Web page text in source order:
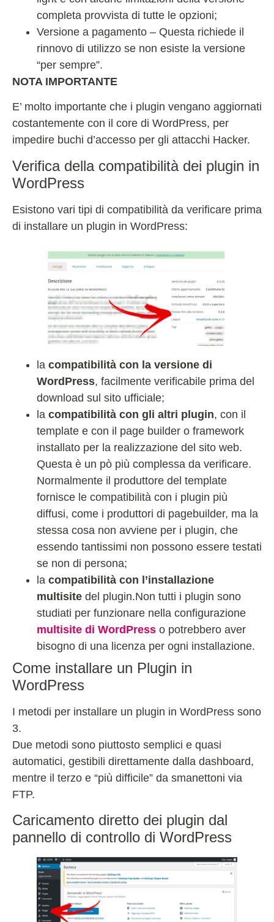
completa provvista di tutte le opzioni;
Versione a pagamento – Questa richiede il
rinnovo di utilizzo se non esiste la versione
“per sempre”.
NOTA IMPORTANTE
E’ molto importante che i plugin vengano aggiornati
costantemente con il core di WordPress, per
impedire buchi d’accesso per gli attacchi Hacker.
Verifica della compatibilità dei plugin in
WordPress
Esistono vari tipi di compatibilità da verificare prima
di installare un plugin in WordPress:
la compatibilità con la versione di
WordPress, facilmente verificabile prima del
download sul sito ufficiale;
la compatibilità con gli altri plugin, con il
template e con il page builder o framework
installato per la realizzazione del sito web.
Questa è un pò più complessa da verificare.
Normalmente il produttore del template
fornisce le compatibilità con i plugin più
diffusi, come i produttori di pagebuilder, ma la
stessa cosa non avviene per i plugin, che
essendo tantissimi non possono essere testati
se non di persona;
la compatibilità con l’installazione
multisite del plugin.Non tutti i plugin sono
studiati per funzionare nella configurazione
multisite di WordPress o potrebbero aver
bisogno di una licenza per ogni installazione.
Come installare un Plugin in
WordPress
I metodi per installare un plugin in WordPress sono
3.
Due metodi sono piuttosto semplici e quasi
automatici, gestibili direttamente dalla dashboard,
mentre il terzo e “più difficile” da smanettoni via
FTP.
Caricamento diretto dei plugin dal
pannello di controllo di WordPress